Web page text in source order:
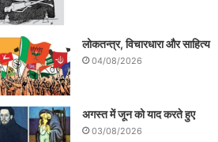
लोकतन्त्र, विचारधारा और साहित्य
04/08/2026
अगस्त में जून को याद करते हुए
03/08/2026